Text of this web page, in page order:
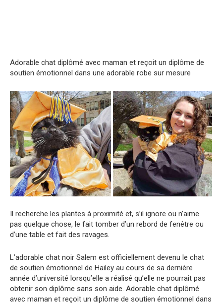
Adorable chat diplômé avec maman et reçoit un diplôme de
soutien émotionnel dans une adorable robe sur mesure
Il recherche les plantes à proximité et, s’il ignore ou n’aime
pas quelque chose, le fait tomber d’un rebord de fenêtre ou
d’une table et fait des ravages.
L’adorable chat noir Salem est officiellement devenu le chat
de soutien émotionnel de Hailey au cours de sa dernière
année d’université lorsqu’elle a réalisé qu’elle ne pourrait pas
obtenir son diplôme sans son aide. Adorable chat diplômé
avec maman et reçoit un diplôme de soutien émotionnel dans